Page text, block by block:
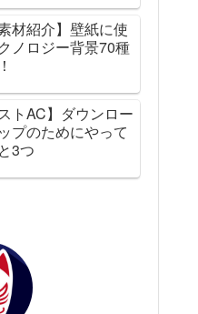
材紹介】壁紙に使
ノロジー背景70種
トAC】ダウンロー
プのためにやって
3つ